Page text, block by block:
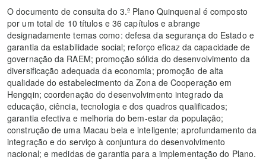
O documento de consulta do 3.º Plano Quinquenal é composto
por um total de 10 títulos e 36 capítulos e abrange
designadamente temas como: defesa da segurança do Estado e
garantia da estabilidade social; reforço eficaz da capacidade de
governação da RAEM; promoção sólida do desenvolvimento da
diversificação adequada da economia; promoção de alta
qualidade do estabelecimento da Zona de Cooperação em
Hengqin; coordenação do desenvolvimento integrado da
educação, ciência, tecnologia e dos quadros qualificados;
garantia efectiva e melhoria do bem-estar da população;
construção de uma Macau bela e inteligente; aprofundamento da
integração e do serviço à conjuntura do desenvolvimento
nacional; e medidas de garantia para a implementação do Plano.